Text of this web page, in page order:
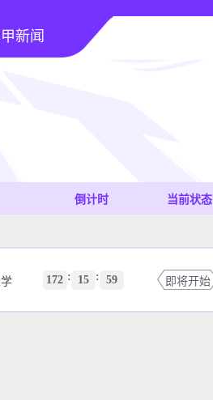
新闻
倒计时 当前状态
172 : 15 : 59 即将开始